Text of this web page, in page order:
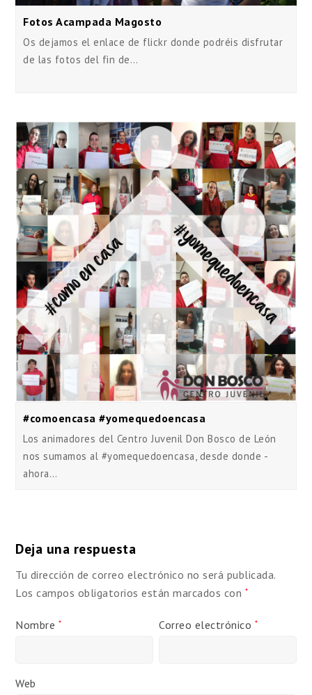
Fotos Acampada Magosto
Os dejamos el enlace de flickr donde podréis disfrutar
de las fotos del fin de…
#comoencasa #yomequedoencasa
Los animadores del Centro Juvenil Don Bosco de León
nos sumamos al #yomequedoencasa, desde donde -
ahora…
Deja una respuesta
Tu dirección de correo electrónico no será publicada.
Los campos obligatorios están marcados con *
Nombre * Correo electrónico *
Web